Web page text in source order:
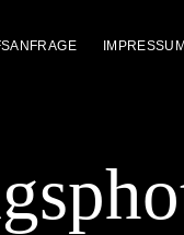
IMPRESSUM